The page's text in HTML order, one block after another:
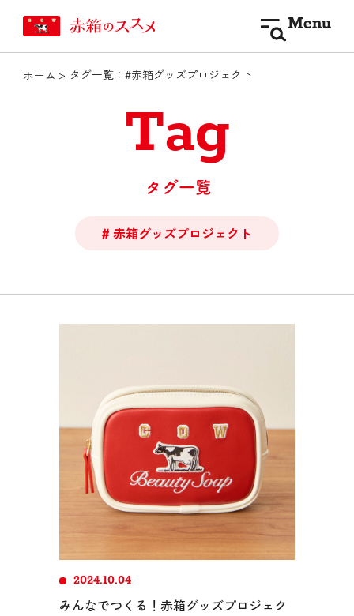
Menu
ホーム タグ一覧：#赤箱グッズプロジェクト
Tag
タグ一覧
赤箱グッズプロジェクト
2024.10.04
みんなでつくる！赤箱グッズプロジェク